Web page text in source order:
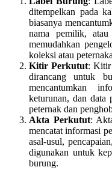
ditempelkan pada
biasanya
nama pemilik,
memudahkan
koleksi atau
Kitir Perkutut: Kitir
dirancang untuk
mencantumkan
keturunan, dan data
peternak dan
Akta Perkutut:
mencatat informasi
asal-usul,
digunakan untuk
burung.